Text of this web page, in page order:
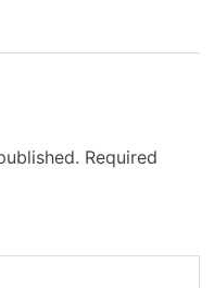
Required